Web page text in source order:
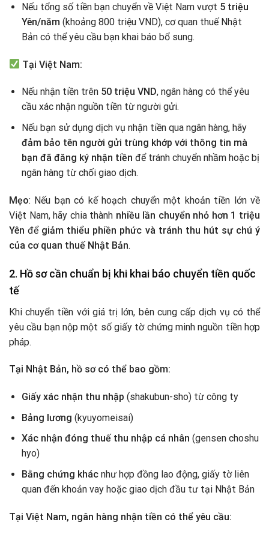
Nếu tổng số tiền bạn chuyển về Việt Nam vượt 5 triệu
Yên/năm(khoảng 800 triệu VND), cơ quan thuế Nhật
Bản có thể yêu cầu bạn khai báo bổ sung.
Tại Việt Nam:
Nếu nhận tiền trên 50 triệu VND, ngân hàng có thể yêu
cầu xác nhận nguồn tiền từ người gửi.
Nếu bạn sử dụng dịch vụ nhận tiền qua ngân hàng, hãy
đảm bảo tên người gửi trùng khớp với thông tin mà
bạn đã đăng ký nhận tiền để tránh chuyển nhầm hoặc bị
ngân hàng từ chối giao dịch.
Mẹo: Nếu bạn có kế hoạch chuyển một khoản tiền lớn về
Việt Nam, hãy chia thành nhiều lần chuyển nhỏ hơn 1 triệu
Yên để giảm thiểu phiền phức và tránh thu hút sự chú ý
của cơ quan thuế Nhật Bản.
2. Hồ sơ cần chuẩn bị khi khai báo chuyển tiền quốc
tế
Khi chuyển tiền với giá trị lớn, bên cung cấp dịch vụ có thể
yêu cầu bạn nộp một số giấy tờ chứng minh nguồn tiền hợp
pháp.
Tại Nhật Bản, hồ sơ có thể bao gồm:
Giấy xác nhận thu nhập (shakubun-sho) từ công ty
Bảng lương (kyuyomeisai)
Xác nhận đóng thuế thu nhập cá nhân (gensen choshu
hyo)
Bằng chứng khácnhư hợp đồng lao động, giấy tờ liên
quan đến khoản vay hoặc giao dịch đầu tư tại Nhật Bản
Tại Việt Nam, ngân hàng nhận tiền có thể yêu cầu: